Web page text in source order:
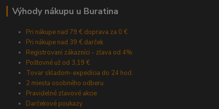
Výhody nákupu u Buratina
Pri nákupe nad 79 € doprava za 0 €
Pri nákupe nad 39 € darček
Registrovaní zákazníci - zľava od 4%
Poštovné už od 3,19 €
Tovar skladom-expedícia do 24 hod.
2 miesta osobného odberu
Pravidelné zľavové akcie
Darčekové poukazy